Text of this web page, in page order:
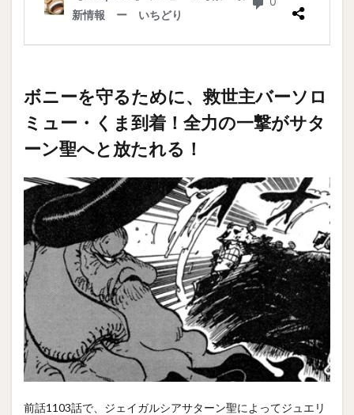
ボニーを守るために、救世主バーソロ
ミュー・くま到着！全力の一撃がサタ
ーン聖へと放たれる！
前話1103話で、ジェイガルシアサターン聖によってジュエリ